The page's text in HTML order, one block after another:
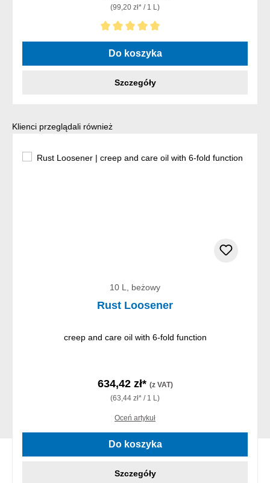
(99,20 zł* / 1 L)
Średnia ocena 5 z 5 gwiazdek
Do koszyka
Szczegóły
Pomiń galerię produktów
Klienci przeglądali również
10 L, beżowy
Rust Loosener
creep and care oil with 6-fold function
634,42 zł* (z VAT)
(63,44 zł* / 1 L)
Oceń artykuł
Do koszyka
Szczegóły